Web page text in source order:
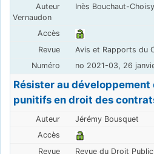
Inès Bouchaut-
Vernaudon
Avis et Rapports du
no 2021-03, 26
Résister au développement
punitifs en droit des
Jérémy Bousquet
Revue du Droit